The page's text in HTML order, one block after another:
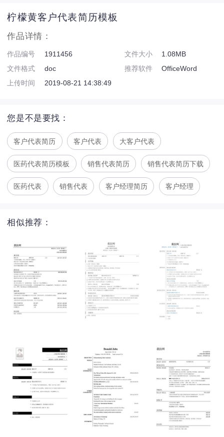
柠檬黄客户代表简历模板
作品详情：
作品编号 1911456 文件大小
1.08MB
文件格式
doc 推荐软件
OfficeWord
上传时间
2019-08-21 14:38:49
您是不是要找：
客户代表简历 客户代表 大客户代表
医药代表简历模板 销售代表简历 销售代表简历下载
医药代表 销售代表 客户经理简历 客户经理
相似推荐：